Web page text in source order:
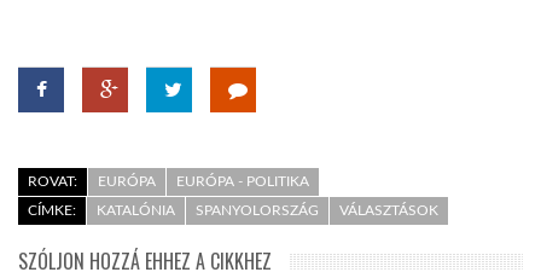
ROVAT: EURÓPA
EURÓPA - POLITIKA
CÍMKE:
KATALÓNIA SPANYOLORSZÁG VÁLASZTÁSOK
SZÓLJON HOZZÁ EHHEZ A CIKKHEZ